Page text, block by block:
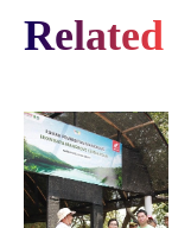
Related